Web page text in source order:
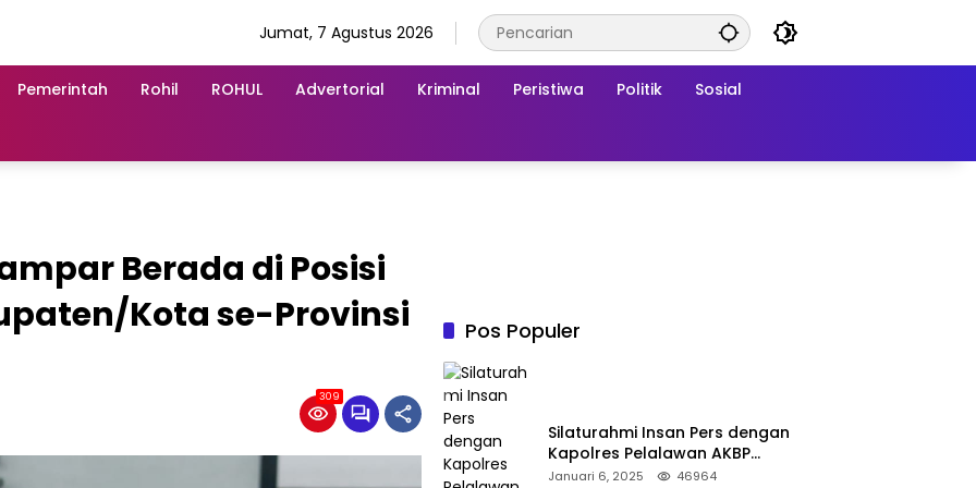
Jumat, 7 Agustus 2026
Pemerintah Rohil ROHUL Advertorial Kriminal Peristiwa Politik Sosial
Berada di Posisi
Kota se-Provinsi
309
Pos Populer
Silaturahmi Insan Pers dengan
Kapolres Pelalawan AKBP
Afrizal Asri, S.I.K.
Januari 6, 2025 46964